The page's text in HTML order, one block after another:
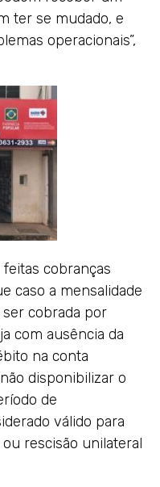
ter se mudado, e
operacionais”,
cobranças
caso a mensalidade
cobrada por
com ausência da
na conta
disponibilizar o
de
válido para
rescisão unilateral